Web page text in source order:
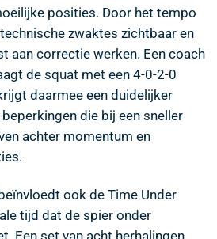
posities. Door het tempo
zwaktes zichtbaar en
aan correctie werken. Een coach
de squat met een 4-0-2-0
daarmee een duidelijker
die bij een sneller
achter momentum en
ook de Time Under
tijd dat de spier onder